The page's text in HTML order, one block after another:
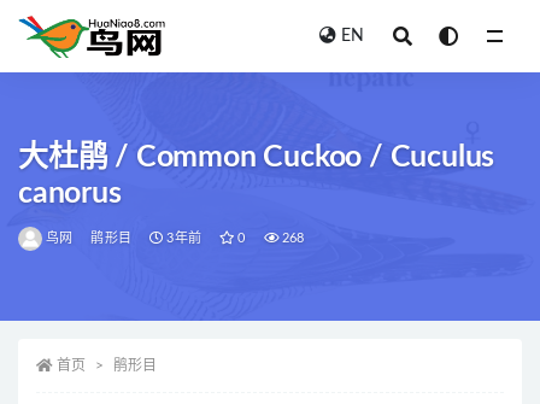
EN
大杜鹃 / Common Cuckoo / Cuculus
canorus
鸟网 鹃形目 3年前 0 268
首页 鹃形目